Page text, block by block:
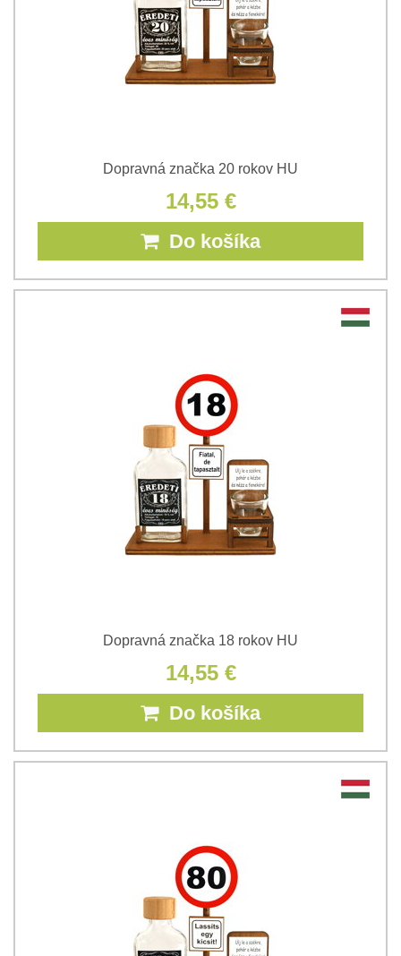
Dopravná značka 20 rokov HU
14,55 €
Do košíka
Dopravná značka 18 rokov HU
14,55 €
Do košíka